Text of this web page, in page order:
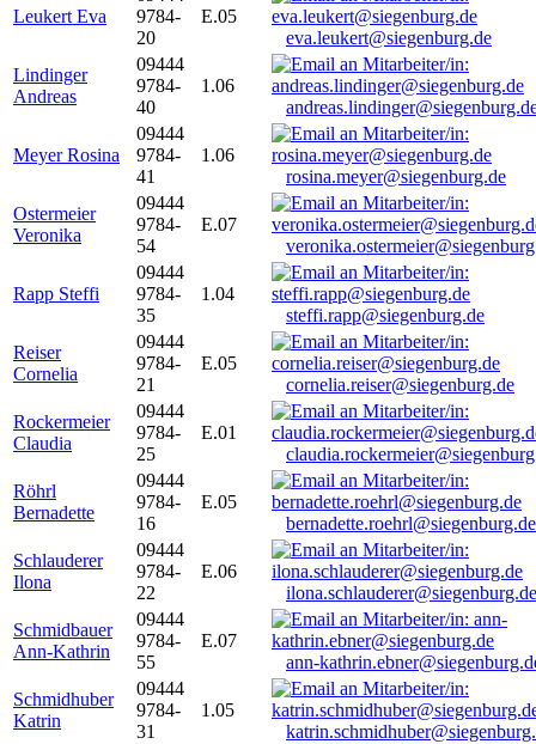
Leukert Eva
9784-
20
E.05
eva.leukert@siegenburg.de
Lindinger
Andreas
09444
9784-
40
1.06
Meyer Rosina
09444
9784-
41
1.06
rosina.meyer@siegenburg.de
Ostermeier
Veronika
09444
9784-
54
E.07
Rapp Steffi
09444
9784-
35
1.04
steffi.rapp@siegenburg.de
Reiser
Cornelia
09444
9784-
21
E.05
cornelia.reiser@siegenburg.de
Rockermeier
Claudia
09444
9784-
25
E.01
Röhrl
Bernadette
09444
9784-
16
E.05
bernadette.roehrl@siegenburg.de
Schlauderer
Ilona
09444
9784-
22
E.06
ilona.schlauderer@siegenburg.de
Schmidbauer
Ann-Kathrin
09444
9784-
55
E.07
ann-
Schmidhuber
Katrin
09444
9784-
31
1.05